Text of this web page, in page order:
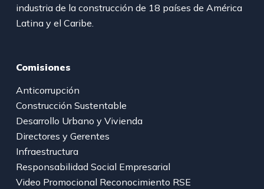
industria de la construcción de 18 países de América
Latina y el Caribe.
Comisiones
Anticorrupción
Construcción Sustentable
Desarrollo Urbano y Vivienda
Directores y Gerentes
Infraestructura
Responsabilidad Social Empresarial
Video Promocional Reconocimiento RSE